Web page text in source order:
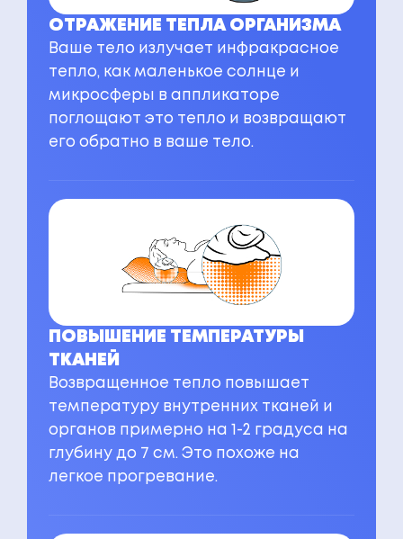
ОТРАЖЕНИЕ ТЕПЛА ОРГАНИЗМА
Ваше тело излучает инфракрасное
тепло, как маленькое солнце и
микросферы в аппликаторе
поглощают это тепло и возвращают
его обратно в ваше тело.
ПОВЫШЕНИЕ ТЕМПЕРАТУРЫ
ТКАНЕЙ
Возвращенное тепло повышает
температуру внутренних тканей и
органов примерно на 1-2 градуса на
глубину до 7 см. Это похоже на
легкое прогревание.